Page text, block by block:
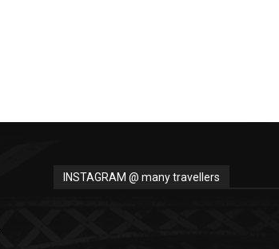
INSTAGRAM @ many travellers